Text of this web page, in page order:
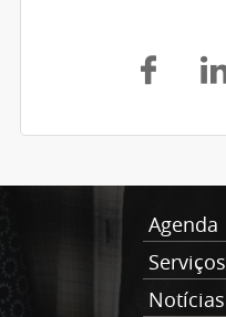
Agenda
Serviços
Notícias